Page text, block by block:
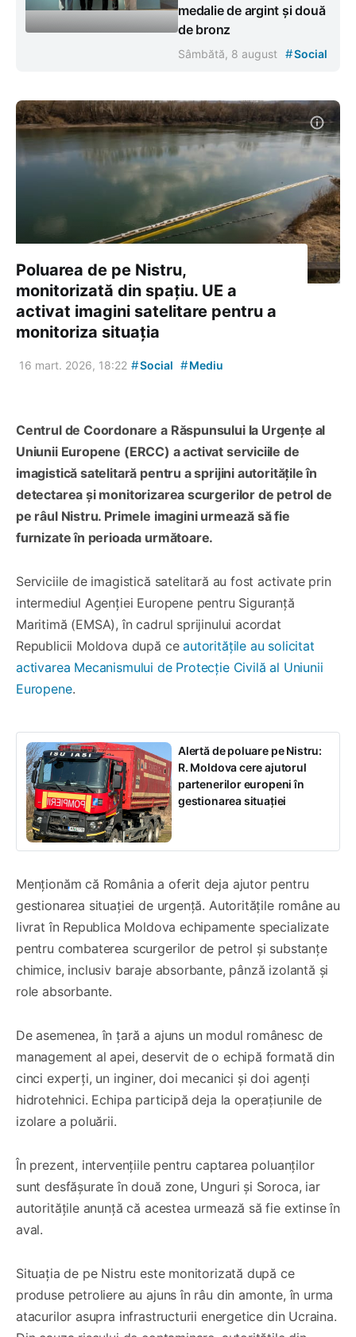
medalie de argint și două
de bronz
Sâmbătă, 8 august #Social
Poluarea de pe Nistru,
monitorizată din spațiu. UE a
activat imagini satelitare pentru a
monitoriza situația
16 mart. 2026, 18:22 #Social #Mediu
Centrul de Coordonare a Răspunsului la Urgențe al
Uniunii Europene (ERCC) a activat serviciile de
imagistică satelitară pentru a sprijini autoritățile în
detectarea și monitorizarea scurgerilor de petrol de
pe râul Nistru. Primele imagini urmează să fie
furnizate în perioada următoare.
Serviciile de imagistică satelitară au fost activate prin
intermediul Agenției Europene pentru Siguranță
Maritimă (EMSA), în cadrul sprijinului acordat
Republicii Moldova după ceautoritățile au solicitat
activarea Mecanismului de Protecție Civilă al Uniunii
Europene.
Alertă de poluare pe Nistru:
R. Moldova cere ajutorul
partenerilor europeni în
gestionarea situației
Menționăm că România a oferit deja ajutor pentru
gestionarea situației de urgență. Autoritățile române au
livrat în Republica Moldova echipamente specializate
pentru combaterea scurgerilor de petrol și substanțe
chimice, inclusiv baraje absorbante, pânză izolantă și
role absorbante.
De asemenea, în țară a ajuns un modul românesc de
management al apei, deservit de o echipă formată din
cinci experți, un inginer, doi mecanici și doi agenți
hidrotehnici. Echipa participă deja la operațiunile de
izolare a poluării.
În prezent, intervențiile pentru captarea poluanților
sunt desfășurate în două zone, Unguri și Soroca, iar
autoritățile anunță că acestea urmează să fie extinse în
aval.
Situația de pe Nistru este monitorizată după ce
produse petroliere au ajuns în râu din amonte, în urma
atacurilor asupra infrastructurii energetice din Ucraina.